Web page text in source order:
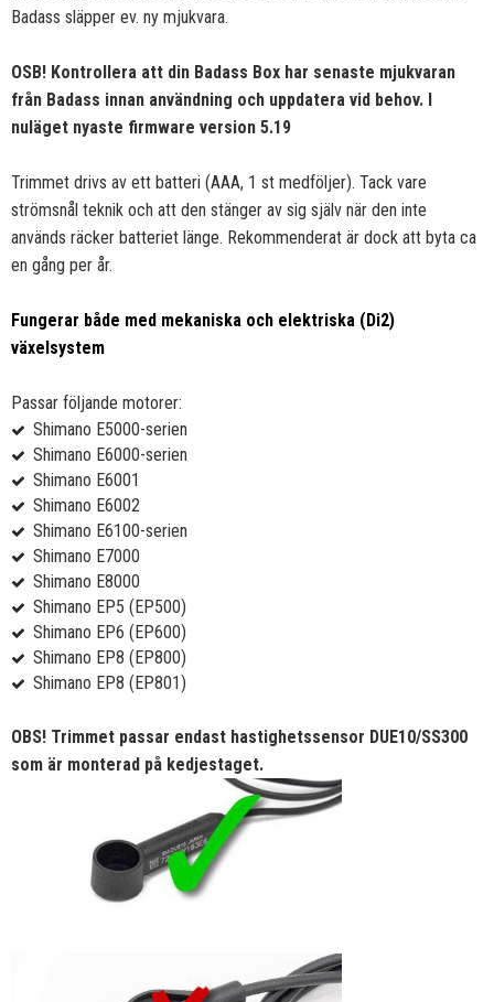
Badass släpper ev. ny mjukvara.
OSB! Kontrollera att din Badass Box har senaste mjukvaran
från Badass innan användning och uppdatera vid behov. I
nuläget nyaste firmware version 5.19
Trimmet drivs av ett batteri (AAA, 1 st medföljer). Tack vare
strömsnål teknik och att den stänger av sig själv när den inte
används räcker batteriet länge. Rekommenderat är dock att byta ca
en gång per år.
Fungerar både med mekaniska och elektriska (Di2)
växelsystem
Passar följande motorer:
Shimano E5000-serien
Shimano E6000-serien
Shimano E6001
Shimano E6002
Shimano E6100-serien
Shimano E7000
Shimano E8000
Shimano EP5 (EP500)
Shimano EP6 (EP600)
Shimano EP8 (EP800)
Shimano EP8 (EP801)
OBS! Trimmet passar endast hastighetssensor DUE10/SS300
som är monterad på kedjestaget.